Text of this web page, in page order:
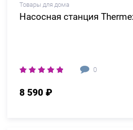
Товары для дома
Насосная станция
0
8 590 ₽